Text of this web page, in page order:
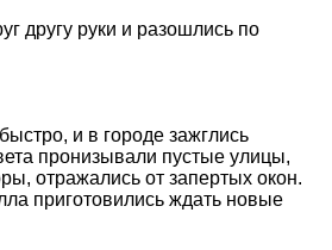
другу руки и разошлись по
и в городе зажглись
пронизывали пустые улицы,
отражались от запертых окон.
приготовились ждать новые